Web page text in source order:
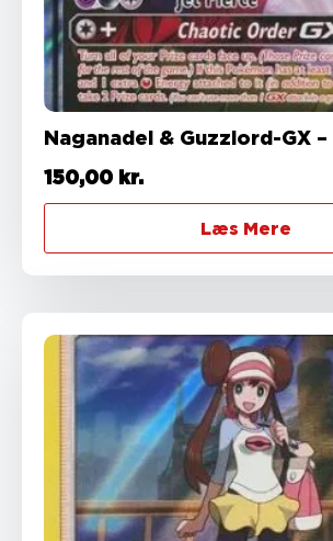
Naganadel & Guzzlord-GX
150,00 kr.
Læs Mere